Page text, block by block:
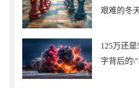
艰难的冬
125万还
字背后的